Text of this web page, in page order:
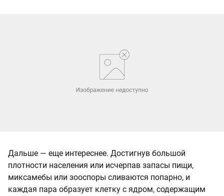
Дальше — еще интереснее. Достигнув большой
плотности населения или исчерпав запасы пищи,
миксамебы или зооспоры сливаются попарно, и
каждая пара образует клетку с ядром, содержащим